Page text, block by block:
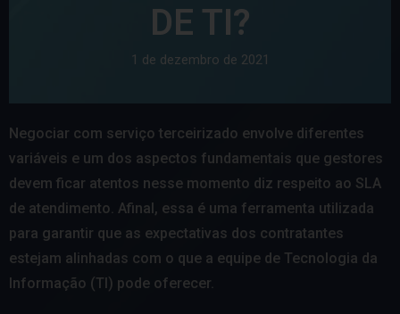
DE TI?
1 de dezembro de 2021
Negociar com serviço terceirizado envolve diferentes
variáveis e um dos aspectos fundamentais que gestores
devem ficar atentos nesse momento diz respeito ao SLA
de atendimento. Afinal, essa é uma ferramenta utilizada
para garantir que as expectativas dos contratantes
estejam alinhadas com o que a equipe de Tecnologia da
Informação (TI) pode oferecer.